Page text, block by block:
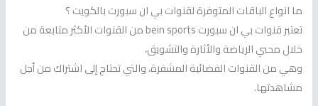
ما انواع الباقات المتوفرة لقنوات بي ان سبورت بالكويت ؟
تعتبر قنوات بي ان سبورت bein sports من القنوات الأكثر متابعة من
خلال محبي الرياضة والأثارة والتشويق،
وهي من القنوات الفضائية المشفرة، والتي تحتاج إلى اشتراك من أجل
مشاهدتها.